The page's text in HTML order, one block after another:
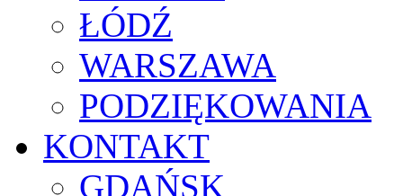
ŁÓDŹ
WARSZAWA
PODZIĘKOWANIA
KONTAKT
GDAŃSK